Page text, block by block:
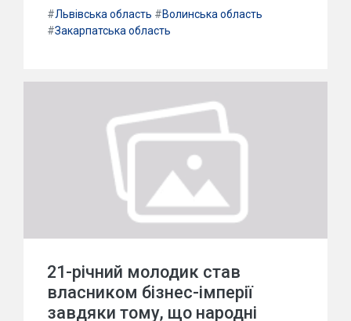
#Львівська область #Волинська область
#Закарпатська область
21-річний молодик став
власником бізнес-імперії
завдяки тому, що народні